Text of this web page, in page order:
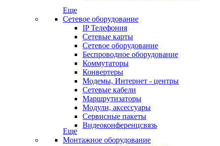
Еще
Сетевое оборудование
IP Телефония
Сетевые карты
Сетевое оборудование
Беспроводное оборудование
Коммутаторы
Конвертеры
Модемы, Интернет - центры
Сетевые кабели
Маршрутизаторы
Модули, аксессуары
Сервисные пакеты
Видеоконференцсвязь
Еще
Монтажное оборудование